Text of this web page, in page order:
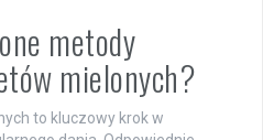
metody
mielonych?
to kluczowy krok w